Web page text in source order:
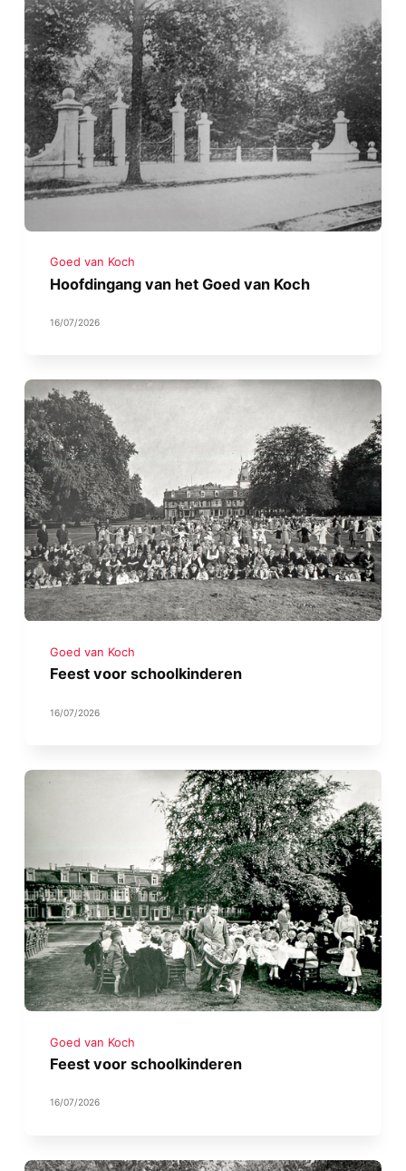
Goed van Koch
Hoofdingang van het Goed van Koch
16/07/2026
Goed van Koch
Feest voor schoolkinderen
16/07/2026
Goed van Koch
Feest voor schoolkinderen
16/07/2026